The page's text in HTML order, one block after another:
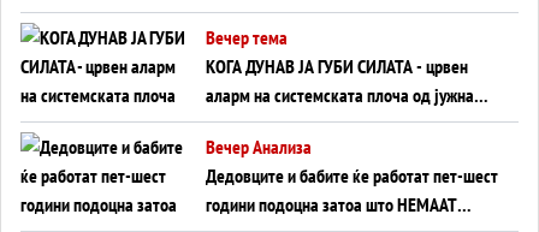
Вечер тема
КОГА ДУНАВ ЈА ГУБИ СИЛАТА - црвен
аларм на системската плоча од јужна
Германија до Црното Море...
Вечер Анализа
Дедовците и бабите ќе работат пет-шест
години подоцна затоа што НЕМААТ